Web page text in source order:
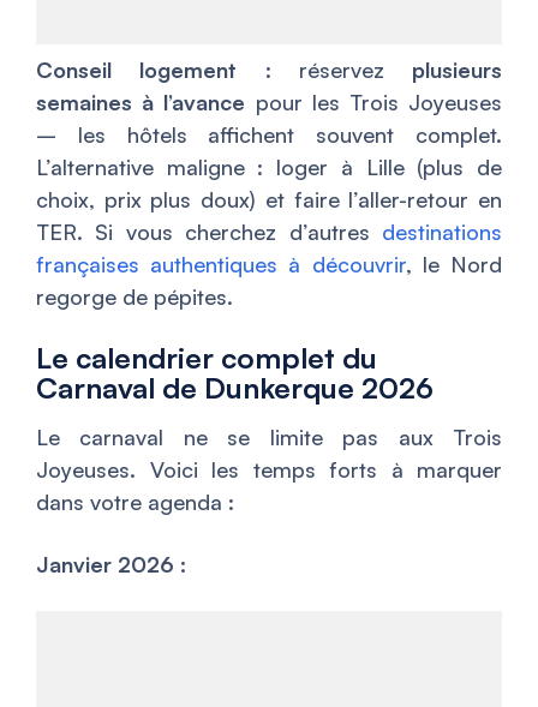
Conseil logement : réservez plusieurs
semaines à l’avance pour les Trois Joyeuses
– les hôtels affichent souvent complet.
L’alternative maligne : loger à Lille (plus de
choix, prix plus doux) et faire l’aller-retour en
TER. Si vous cherchez d’autres destinations
françaises authentiques à découvrir, le Nord
regorge de pépites.
Le calendrier complet du
Carnaval de Dunkerque 2026
Le carnaval ne se limite pas aux Trois
Joyeuses. Voici les temps forts à marquer
dans votre agenda :
Janvier 2026 :